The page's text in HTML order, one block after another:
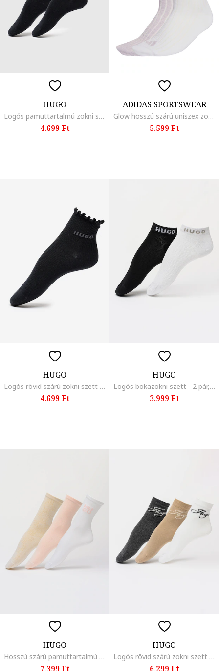
HUGO
Logós pamuttartalmú zokni szett - 2 pár, Fekete
4.699 Ft
ADIDAS SPORTSWEAR
Glow hosszú szárú uniszex zokni szett - 2 pár, Törtfehér/Púderlila
5.599 Ft
HUGO
Logós rövid szárú zokni szett - 2 pár, Fekete
4.699 Ft
HUGO
Logós bokazokni szett - 2 pár, Fehér/Fekete/Ezüstszín
3.999 Ft
HUGO
Hosszú szárú pamuttartalmú zokni szett - 3 pár, Fehér/Csontszín/Halvány rózsaszín
7.399 Ft
HUGO
Logós rövid szárú zokni szett - 3 db, Fehér/Melange sötétszürke/Világosbarna
6.299 Ft